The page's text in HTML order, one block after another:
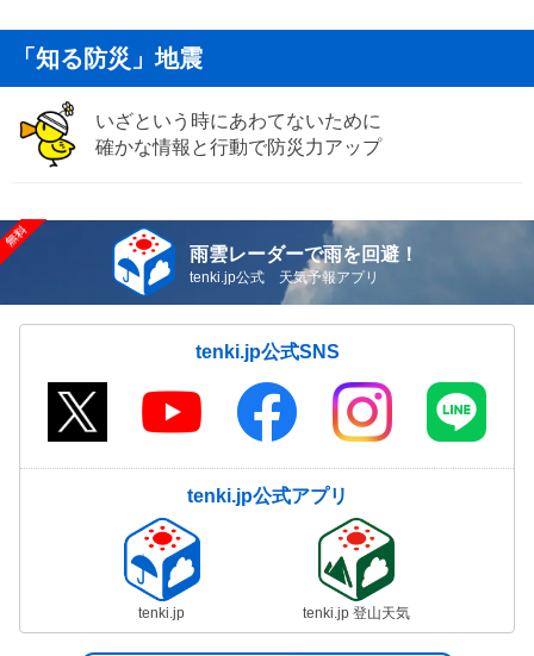
「知る防災」地震
いざという時にあわてないために
確かな情報と行動で防災力アップ
雨雲レーダーで雨を回避！
tenki.jp公式 天気予報アプリ
tenki.jp公式SNS
tenki.jp公式アプリ
tenki.jp tenki.jp 登山天気